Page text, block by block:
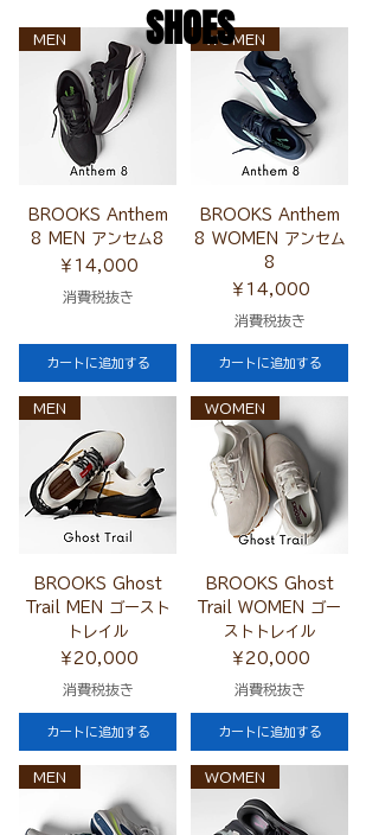
MEN
BROOKS Anthem
8 MEN アンセム8
価格
￥14,000
消費税抜き
カートに追加する
WOMEN
BROOKS Anthem
8 WOMEN アンセム
8
価格
￥14,000
消費税抜き
カートに追加する
MEN
BROOKS Ghost
Trail MEN ゴースト
トレイル
価格
￥20,000
消費税抜き
カートに追加する
WOMEN
BROOKS Ghost
Trail WOMEN ゴー
ストトレイル
価格
￥20,000
消費税抜き
カートに追加する
MEN WOMEN
SHOES